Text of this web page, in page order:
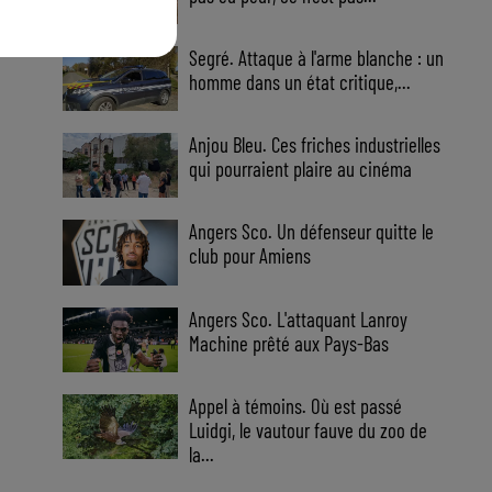
Segré. Attaque à l'arme blanche : un
homme dans un état critique,...
Anjou Bleu. Ces friches industrielles
qui pourraient plaire au cinéma
Angers Sco. Un défenseur quitte le
club pour Amiens
Angers Sco. L'attaquant Lanroy
Machine prêté aux Pays-Bas
Appel à témoins. Où est passé
Luidgi, le vautour fauve du zoo de
la...